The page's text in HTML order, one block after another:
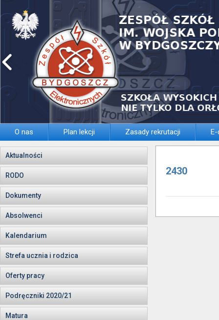
O nas Plan lekcji Zasady rekrutacji
Aktualności
RODO
Dokumenty
Absolwenci
Kalendarium
Strefa ucznia i rodzica
Oferty pracy
Podręczniki 2020/21
Matura
2430